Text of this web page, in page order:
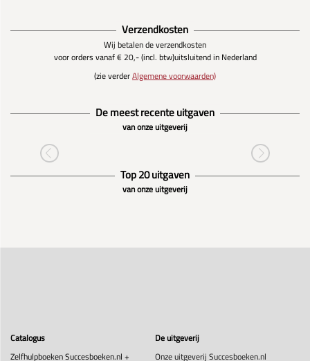
Verzendkosten
Wij betalen de verzendkosten
voor orders vanaf € 20,- (incl. btw)uitsluitend in Nederland
(zie verderAlgemene voorwaarden)
De meest recente uitgaven
van onze uitgeverij
Top 20 uitgaven
van onze uitgeverij
Catalogus
Zelfhulpboeken Succesboeken.nl +
De uitgeverij
Onze uitgeverij Succesboeken.nl